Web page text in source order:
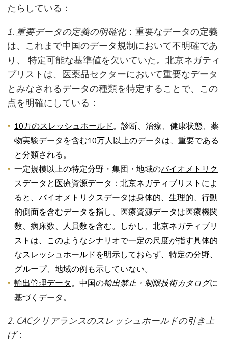
たらしている：
1. 重要データの定義の明確化：重要なデータの定義
は、これまで中国のデータ規制において不明確であ
り、 特定可能な基準値を欠いていた。北京ネガティ
ブリストは、医薬品セクターにおいて重要なデータ
とみなされるデータの種類を特定することで、この
点を明確にしている：
10万のスレッシュホールド。診断、治療、健康状態、薬
物実験データを含む10万人以上のデータは、重要である
と分類される。
一定規模以上の特定分野・集団・地域のバイオメトリク
スデータと医療資源データ ：北京ネガティブリストによ
ると、バイオメトリクスデータは身体的、生理的、行動
的側面を含むデータを指し、医療資源データは医療機関
数、病床数、人員数を含む。しかし、北京ネガティブリ
ストは、このようなシナリオで一定の尺度が指す具体的
なスレッシュホールドを明示しておらず、特定の分野、
グループ、地域の例も示していない。
輸出管理データ。中国の輸出禁止・制限技術カタログに
基づくデータ。
2. CACクリアランスのスレッシュホールドの引き上
げ：